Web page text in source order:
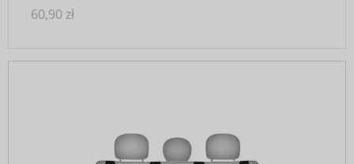
60,90 zł